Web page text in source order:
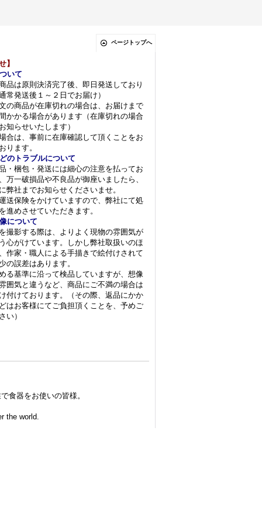
ページトップへ
】
いて
品は原則決済完了後、即日発送しており
常発送後１～２日でお届け）
の商品が在庫切れの場合は、お届けまで
かかる場合があります（在庫切れの場合
知らせいたします）
合は、事前に在庫確認して頂くことをお
ります。
のトラブルについて
・梱包・発送には細心の注意を払ってお
万一破損品や不良品が御座いましたら、
弊社までお知らせくださいませ。
送保険をかけていますので、弊社にて処
進めさせていただきます。
について
撮影する際は、よりよく現物の雰囲気が
心がけています。しかし弊社取扱いのほ
作家・職人による手描きで絵付けされて
の誤差はあります。
る基準に沿って検品していますが、想像
囲気と違うなど、商品にご不満の場合は
付けております。（その際、返品にかか
はお客様にてご負担頂くことを、予めご
い）
食器をお使いの皆様。
the world.